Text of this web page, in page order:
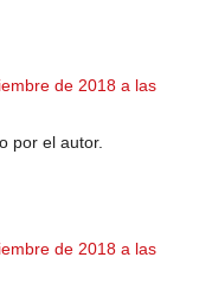
de 2018 a las
por el autor.
de 2018 a las